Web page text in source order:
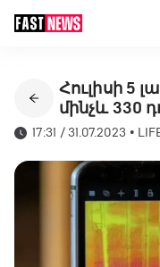
Հուլիսի 5
մինչև 330
17:31 / 31.07.2023 •